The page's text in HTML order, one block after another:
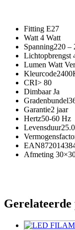
Fitting E27
Watt 4 Watt
Spanning220 –
Lichtopbrengst
Lumen Watt
CRI> 80
Dimbaar Ja
Garantie2 jaar
Hertz50-60 Hz
Afmeting